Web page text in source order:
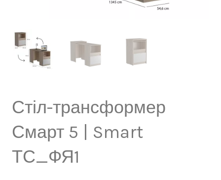
Стіл-трансформер
Смарт 5 | Smart
ТС_ФЯ1